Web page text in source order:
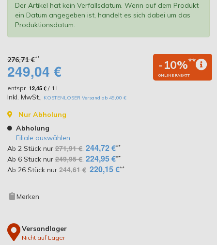
Der Artikel hat kein Verfallsdatum. Wenn auf dem Produkt
ein Datum angegeben ist, handelt es sich dabei um das
Produktionsdatum.
276,71 €** -10%**
ONLINE RABATT
249,04 €
entspr. 12,45 € / 1 L
Inkl. MwSt., KOSTENLOSER Versand ab 49,00 €
Nur Abholung
Abholung
Filiale auswählen
Ab 2 Stück nur 271,91 €. 244,72 €**
Ab 6 Stück nur 249,95 €. 224,95 €**
Ab 26 Stück nur 244,61 €. 220,15 €**
Merken
Versandlager
Nicht auf Lager